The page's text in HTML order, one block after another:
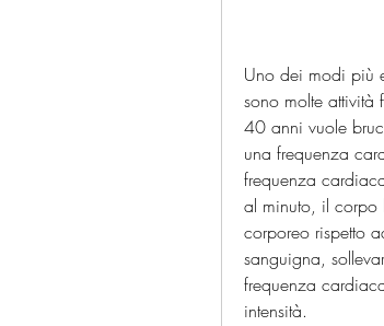
Uno dei modi più
sono molte attività
40 anni vuole
una frequenza
frequenza
al minuto, il corpo
corporeo rispetto
sanguigna,
frequenza
intensità.